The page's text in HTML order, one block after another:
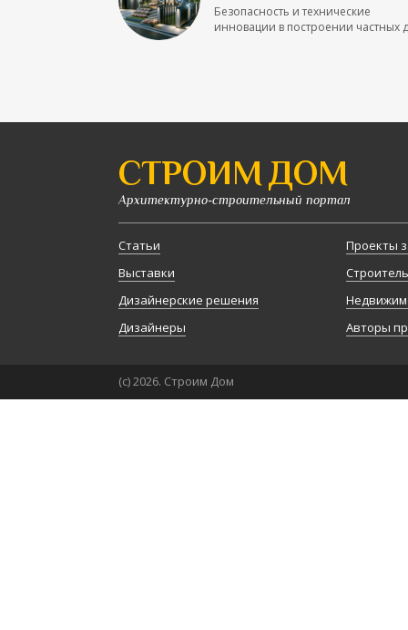
Безопасность и технические
инновации в построении частных
СТРОИМ ДОМ
Архитектурно-строительный портал
Статьи
Выставки
Дизайнерские решения
Дизайнеры
Проекты
Авторы
(с) 2026. Строим Дом